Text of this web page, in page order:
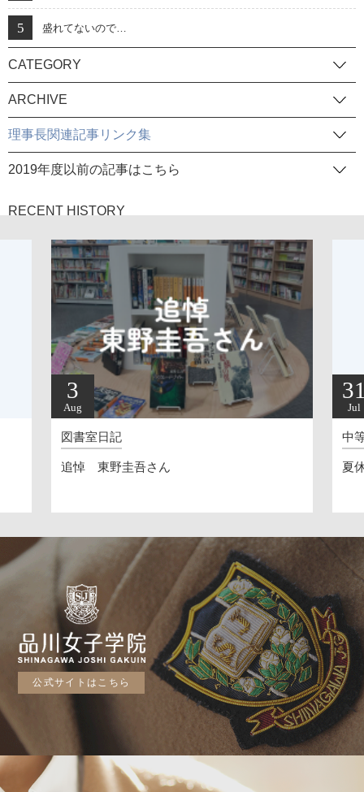
盛れてないので…
CATEGORY
ARCHIVE
理事長関連記事リンク集
2019年度以前の記事はこちら
RECENT HISTORY
3
Aug
図書室日記
追悼 東野圭吾さん
Jul
中
夏
公式サイトはこちら